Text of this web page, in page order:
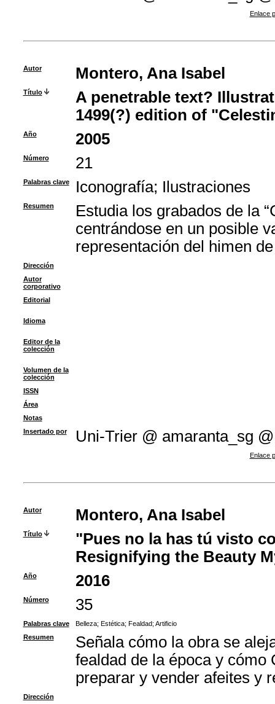
Enlace
Autor Montero, Ana Isabel
Título
A penetrable text?
1499(?) edition of
Año 2005
Número 21
Palabras clave Iconografía; Ilustraciones
Resumen
Estudia los grabados de la
centrándose en un posible
representación del himen
Dirección
Autor
corporativo
Editorial
Idioma
Editor de la
colección
Volumen de la
colección
ISSN
Área
Notas
Insertado por
Uni-Trier @ amaranta_sg @
Enlace
Autor Montero, Ana Isabel
Título
"Pues no la has tú visto
Resignifying the Beauty
Año 2016
Número 35
Palabras clave Belleza; Estética; Fealdad; Artificio
Resumen
Señala cómo la obra se
fealdad de la época y cómo
preparar y vender afeites y
Dirección